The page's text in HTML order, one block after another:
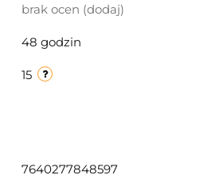
brak ocen (dodaj)
48 godzin
15
7640277848597